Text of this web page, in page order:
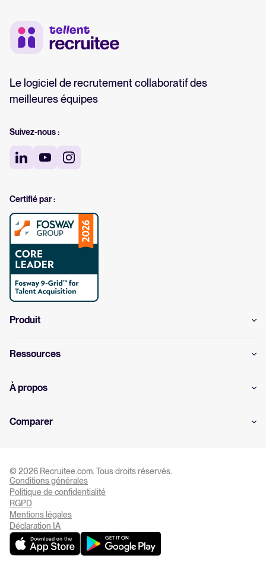
Le logiciel de recrutement collaboratif des
meilleures équipes
Suivez-nous :
Certifié par :
Produit
Ressources
À propos
Paramètre des cookies
Comparer
© 2026 Recruitee.com. Tous droits réservés.
Conditions générales
Politique de confidentialité
RGPD
Mentions légales
Déclaration IA